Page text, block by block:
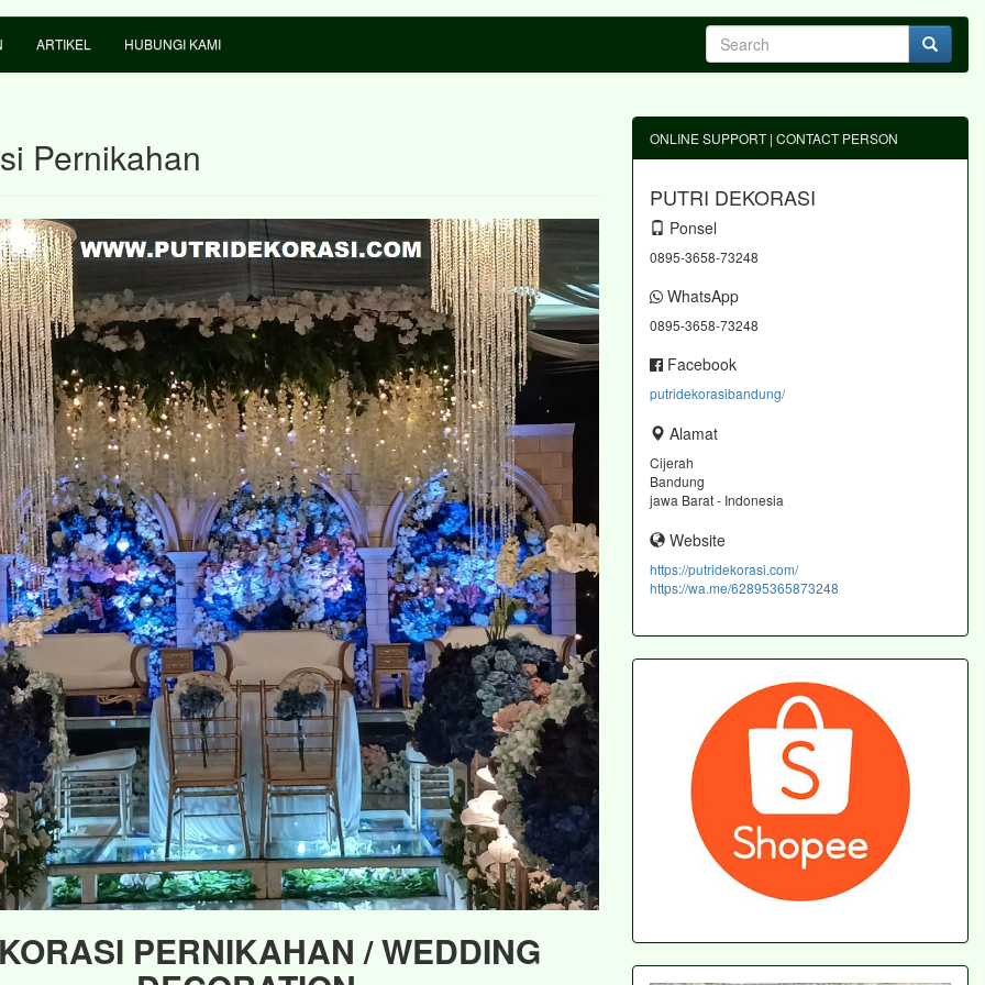
ARTIKEL HUBUNGI KAMI
Pernikahan
PERNIKAHAN / WEDDING
ONLINE SUPPORT | CONTACT PERSON
PUTRI DEKORASI
Ponsel
0895-3658-73248
WhatsApp
0895-3658-73248
Facebook
putridekorasibandung/
Alamat
Cijerah
Bandung
jawa Barat - Indonesia
Website
https://putridekorasi.com/
https://wa.me/62895365873248